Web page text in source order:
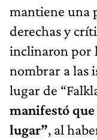
mantiene una
derechas y
inclinaron por
nombrar a las
lugar de
manifestó que
lugar”, al